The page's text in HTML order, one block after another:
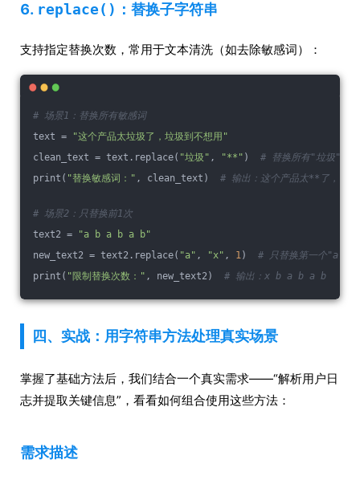
6. replace() ：替换子字符串
支持指定替换次数，常用于文本清洗（如去除敏感词）：
# 场景1：替换所有敏感词
text =
"这个产品太垃圾了，垃圾到不想用"
clean_text = text.replace( "垃圾" , "**" ) # 替换所有"垃圾"
print( "替换敏感词：" , clean_text) # 输出：这个产品太**了，**
# 场景2：只替换前1次
text2 =
"a b a b a b"
new_text2 = text2.replace( "a" , "x" , 1) # 只替换第一个"a"
print( "限制替换次数：" , new_text2) # 输出：x b a b a b
四、实战：用字符串方法处理真实场景
掌握了基础方法后，我们结合一个真实需求——“解析用户日
志并提取关键信息”，看看如何组合使用这些方法：
需求描述